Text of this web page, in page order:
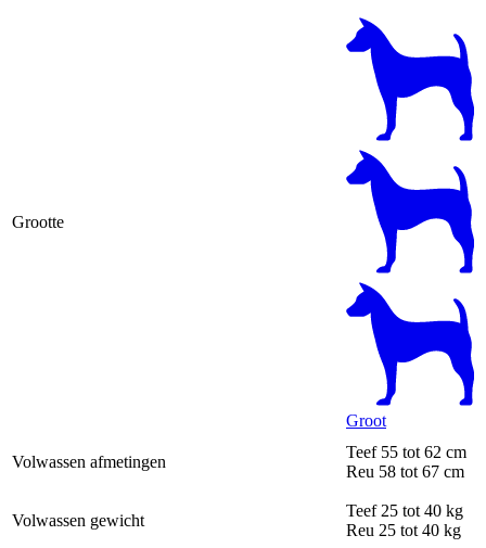
Grootte
Groot
Volwassen afmetingen
Teef 55 tot 62 cm
Reu 58 tot 67 cm
Volwassen gewicht
Teef 25 tot 40 kg
Reu 25 tot 40 kg